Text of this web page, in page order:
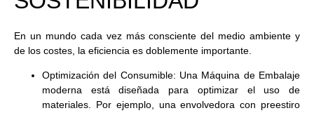
En un mundo cada vez más consciente del medio ambiente y
de los costes, la eficiencia es doblemente importante.
Optimización del Consumible: Una Máquina de Embalaje
moderna está diseñada para optimizar el uso de
materiales. Por ejemplo, una envolvedora con preestiro